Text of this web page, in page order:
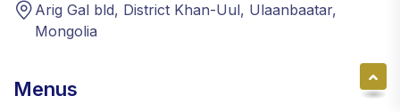
Arig Gal bld, District Khan-Uul, Ulaanbaatar,
Mongolia
Menus